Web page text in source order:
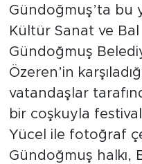
Gündoğmuş’ta bu
Kültür Sanat ve Bal
Gündoğmuş
Özeren’in
vatandaşlar
bir coşkuyla
Yücel ile fotoğraf
Gündoğmuş halkı,